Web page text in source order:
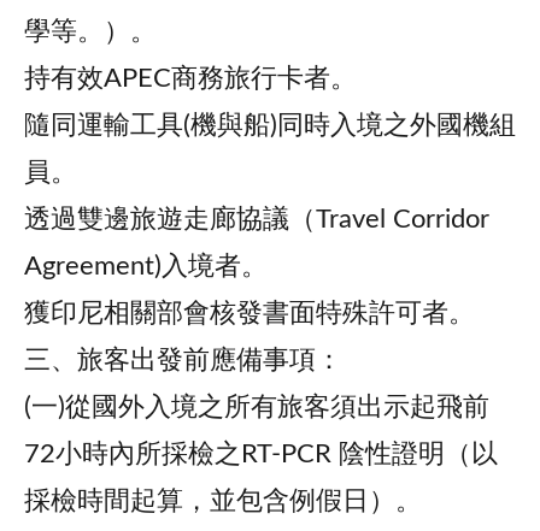
學等。）。
持有效APEC商務旅行卡者。
隨同運輸工具(機與船)同時入境之外國機組
員。
透過雙邊旅遊走廊協議（Travel Corridor
Agreement)入境者。
獲印尼相關部會核發書面特殊許可者。
三、旅客出發前應備事項：
(一)從國外入境之所有旅客須出示起飛前
72小時內所採檢之RT-PCR 陰性證明（以
採檢時間起算，並包含例假日）。